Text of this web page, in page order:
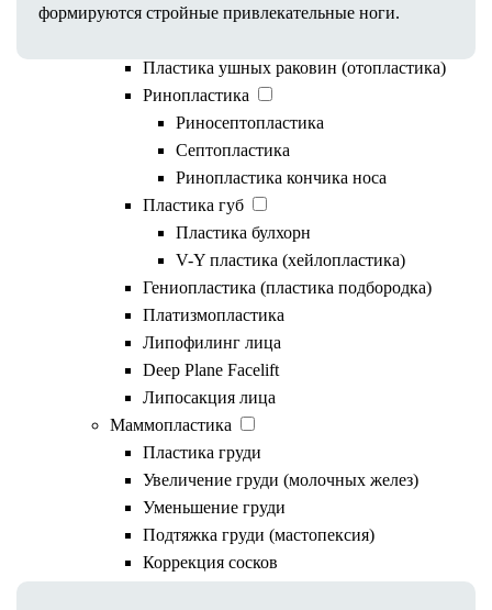
Ponytail lift
Пластика ушных раковин (отопластика)
Ринопластика
Риносептопластика
Септопластика
Ринопластика кончика носа
Пластика губ
Пластика булхорн
V-Y пластика (хейлопластика)
Гениопластика (пластика подбородка)
Платизмопластика
Липофилинг лица
Deep Plane Facelift
Липосакция лица
Маммопластика
Пластика груди
Увеличение груди (молочных желез)
Уменьшение груди
Подтяжка груди (мастопексия)
Коррекция сосков
формируются стройные привлекательные ноги.
Кому показана операция
Липоскульптурирование подходит
клиентам, которые желают добиться
гармоничного пропорционального тела за
счет корректировки избытка или
недостатка жировой ткани в различных
областях. При этом для данного метода
характерен комплексный подход, при
котором оперирующий хирург выступает в
роли скульптора тела.